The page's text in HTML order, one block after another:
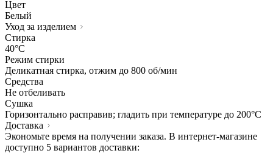
Цвет
Белый
Уход за изделием
Стирка
40°C
Режим стирки
Деликатная стирка, отжим до 800 об/мин
Средства
Не отбеливать
Сушка
Горизонтально расправив; гладить при температуре до 200°C
Доставка
Экономьте время на получении заказа. В интернет-магазине
доступно 5 вариантов доставки: